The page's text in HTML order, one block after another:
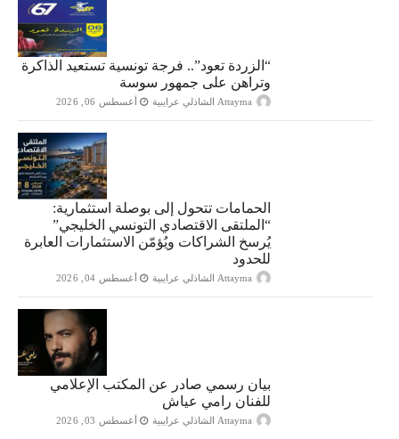
“الزردة تعود”.. فرجة تونسية تستعيد الذاكرة
وتراهن على جمهور سوسة
Attayma الشاذلي عرايبية أغسطس 06, 2026
الحمامات تتحول إلى بوصلة استثمارية:
“الملتقى الاقتصادي التونسي الخليجي”
يُرسخ الشراكات ويُؤمّن الاستثمارات العابرة
للحدود
Attayma الشاذلي عرايبية أغسطس 04, 2026
بيان رسمي صادر عن المكتب الإعلامي
للفنان رامي عياش
Attayma الشاذلي عرايبية أغسطس 03, 2026